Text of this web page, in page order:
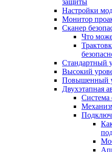
защиты
Настройки
Монитор
Сканер
Что
Стандартный
Высокий
Повышенный
Двухэтапная
Система